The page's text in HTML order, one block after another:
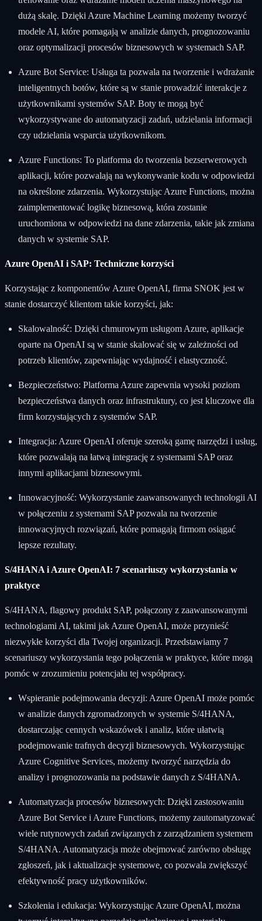
dużą skalę. Dzięki Azure Machine Learning możemy tworzyć
modele AI, które pomagają w analizie danych, prognozowaniu
oraz optymalizacji procesów biznesowych w systemach SAP.
Azure Bot Service: Usługa ta pozwala na tworzenie i wdrażanie
inteligentnych botów, które są w stanie prowadzić interakcje z
użytkownikami systemów SAP. Boty te mogą być
wykorzystywane do automatyzacji zadań, udzielania informacji
czy udzielania wsparcia użytkownikom.
Azure Functions: To platforma do tworzenia bezserwerowych
aplikacji, które pozwalają na wykonywanie kodu w odpowiedzi
na określone zdarzenia. Wykorzystując Azure Functions, można
zaimplementować logikę biznesową, która zostanie
uruchomiona w odpowiedzi na dane zdarzenia, takie jak zmiana
danych w systemie SAP.
Azure OpenAI i SAP: Techniczne korzyści
Korzystając z komponentów Azure OpenAI, firma SNOK jest w
stanie dostarczyć klientom takie korzyści, jak:
Skalowalność: Dzięki chmurowym usługom Azure, aplikacje
oparte na OpenAI są w stanie skalować się w zależności od
potrzeb klientów, zapewniając wydajność i elastyczność.
Bezpieczeństwo: Platforma Azure zapewnia wysoki poziom
bezpieczeństwa danych oraz infrastruktury, co jest kluczowe dla
firm korzystających z systemów SAP.
Integracja: Azure OpenAI oferuje szeroką gamę narzędzi i usług,
które pozwalają na łatwą integrację z systemami SAP oraz
innymi aplikacjami biznesowymi.
Innowacyjność: Wykorzystanie zaawansowanych technologii AI
w połączeniu z systemami SAP pozwala na tworzenie
innowacyjnych rozwiązań, które pomagają firmom osiągać
lepsze rezultaty.
S/4HANA i Azure OpenAI: 7 scenariuszy wykorzystania w
praktyce
S/4HANA, flagowy produkt SAP, połączony z zaawansowanymi
technologiami AI, takimi jak Azure OpenAI, może przynieść
niezwykłe korzyści dla Twojej organizacji. Przedstawiamy 7
scenariuszy wykorzystania tego połączenia w praktyce, które mogą
pomóc w zrozumieniu potencjału tej współpracy.
Wspieranie podejmowania decyzji: Azure OpenAI może pomóc
w analizie danych zgromadzonych w systemie S/4HANA,
dostarczając cennych wskazówek i analiz, które ułatwią
podejmowanie trafnych decyzji biznesowych. Wykorzystując
Azure Cognitive Services, możemy tworzyć narzędzia do
analizy i prognozowania na podstawie danych z S/4HANA.
Automatyzacja procesów biznesowych: Dzięki zastosowaniu
Azure Bot Service i Azure Functions, możemy zautomatyzować
wiele rutynowych zadań związanych z zarządzaniem systemem
S/4HANA. Automatyzacja może obejmować zarówno obsługę
zgłoszeń, jak i aktualizacje systemowe, co pozwala zwiększyć
efektywność pracy użytkowników.
Szkolenia i edukacja: Wykorzystując Azure OpenAI, można